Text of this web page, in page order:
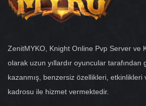
ZenitMYKO, Knight Online Pvp Server ve
olarak uzun yıllardır oyuncular tarafından
kazanmış, benzersiz özellikleri,
kadrosu ile hizmet vermektedir.